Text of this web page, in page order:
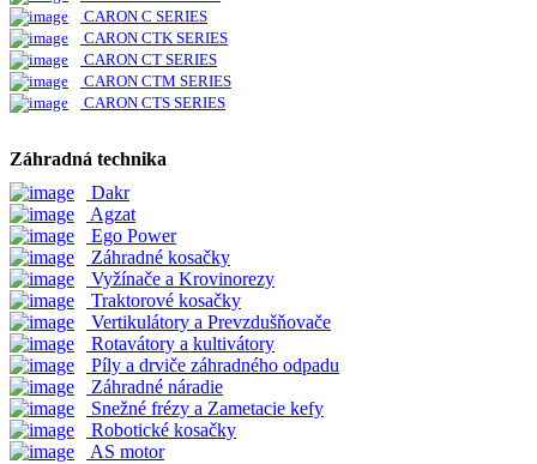
CARON C SERIES
CARON CTK SERIES
CARON CT SERIES
CARON CTM SERIES
CARON CTS SERIES
Záhradná technika
Dakr
Agzat
Ego Power
Záhradné kosačky
Vyžínače a Krovinorezy
Traktorové kosačky
Vertikulátory a Prevzdušňovače
Rotavátory a kultivátory
Píly a drviče záhradného odpadu
Záhradné náradie
Snežné frézy a Zametacie kefy
Robotické kosačky
AS motor